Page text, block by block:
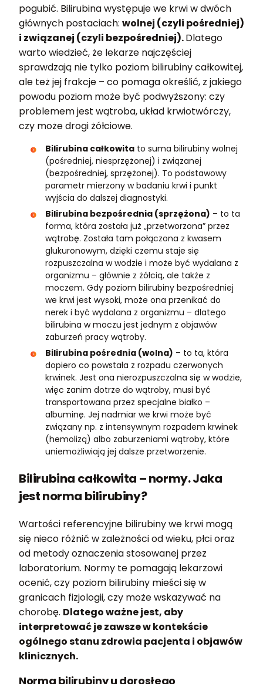
pogubić. Bilirubina występuje we krwi w dwóch
głównych postaciach: wolnej (czyli pośredniej)
i związanej (czyli bezpośredniej).Dlatego
warto wiedzieć, że lekarze najczęściej
sprawdzają nie tylko poziom bilirubiny całkowitej,
ale też jej frakcje – co pomaga określić, z jakiego
powodu poziom może być podwyższony: czy
problemem jest wątroba, układ krwiotwórczy,
czy może drogi żółciowe.
Bilirubina całkowita to suma bilirubiny wolnej
(pośredniej, niesprzężonej) i związanej
(bezpośredniej, sprzężonej). To podstawowy
parametr mierzony w badaniu krwi i punkt
wyjścia do dalszej diagnostyki.
Bilirubina bezpośrednia (sprzężona) – to ta
forma, która została już „przetworzona” przez
wątrobę. Została tam połączona z kwasem
glukuronowym, dzięki czemu staje się
rozpuszczalna w wodzie i może być wydalana z
organizmu – głównie z żółcią, ale także z
moczem. Gdy poziom bilirubiny bezpośredniej
we krwi jest wysoki, może ona przenikać do
nerek i być wydalana z organizmu – dlatego
bilirubina w moczu jest jednym z objawów
zaburzeń pracy wątroby.
Bilirubina pośrednia (wolna) – to ta, która
dopiero co powstała z rozpadu czerwonych
krwinek. Jest ona nierozpuszczalna się w wodzie,
więc zanim dotrze do wątroby, musi być
transportowana przez specjalne białko –
albuminę. Jej nadmiar we krwi może być
związany np. z intensywnym rozpadem krwinek
(hemolizą) albo zaburzeniami wątroby, które
uniemożliwiają jej dalsze przetworzenie.
Bilirubina całkowita – normy. Jaka
jest norma bilirubiny?
Wartości referencyjne bilirubiny we krwi mogą
się nieco różnić w zależności od wieku, płci oraz
od metody oznaczenia stosowanej przez
laboratorium. Normy te pomagają lekarzowi
ocenić, czy poziom bilirubiny mieści się w
granicach fizjologii, czy może wskazywać na
chorobę. Dlatego ważne jest, aby
interpretować je zawsze w kontekście
ogólnego stanu zdrowia pacjenta i objawów
klinicznych.
Norma bilirubiny u dorosłego